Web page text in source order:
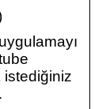
istediğiniz